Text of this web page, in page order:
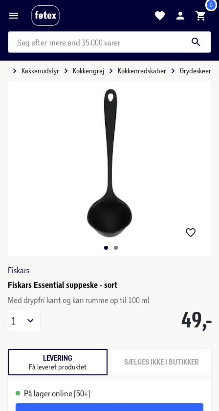
0
mere end 35.000 varer
Køkkenudstyr Køkkengrej Køkkenredskaber Grydeskeer
Fiskars
Fiskars Essential suppeske - sort
Med drypfri kant og kan rumme op til 100 ml
49,-
1
LEVERING
Få leveret produktet SÆLGES IKKE I BUTIKKER
På lager online (50+)